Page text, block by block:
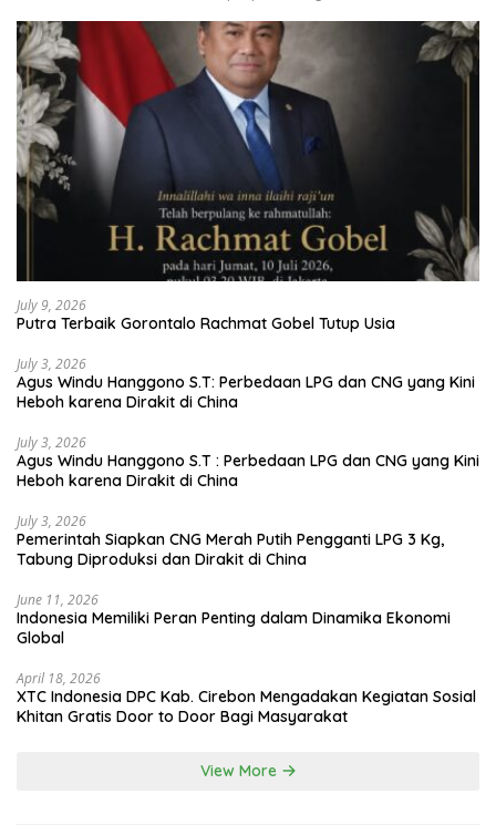
July 9, 2026
Putra Terbaik Gorontalo Rachmat Gobel Tutup Usia
July 3, 2026
Agus Windu Hanggono S.T: Perbedaan LPG dan CNG yang Kini
Heboh karena Dirakit di China
July 3, 2026
Agus Windu Hanggono S.T : Perbedaan LPG dan CNG yang Kini
Heboh karena Dirakit di China
July 3, 2026
Pemerintah Siapkan CNG Merah Putih Pengganti LPG 3 Kg,
Tabung Diproduksi dan Dirakit di China
June 11, 2026
Indonesia Memiliki Peran Penting dalam Dinamika Ekonomi
Global
April 18, 2026
XTC Indonesia DPC Kab. Cirebon Mengadakan Kegiatan Sosial
Khitan Gratis Door to Door Bagi Masyarakat
View More